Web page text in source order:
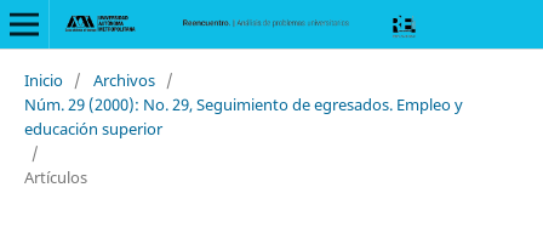
Inicio / Archivos /
Núm. 29 (2000): No. 29, Seguimiento de egresados. Empleo y
educación superior
/
Artículos